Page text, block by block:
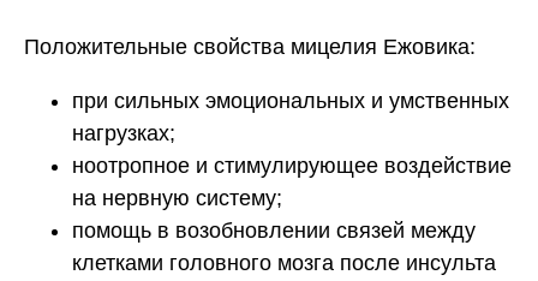
Положительные свойства мицелия Ежовика:
при сильных эмоциональных и умственных
нагрузках;
ноотропное и стимулирующее воздействие
на нервную систему;
помощь в возобновлении связей между
клетками головного мозга после инсульта